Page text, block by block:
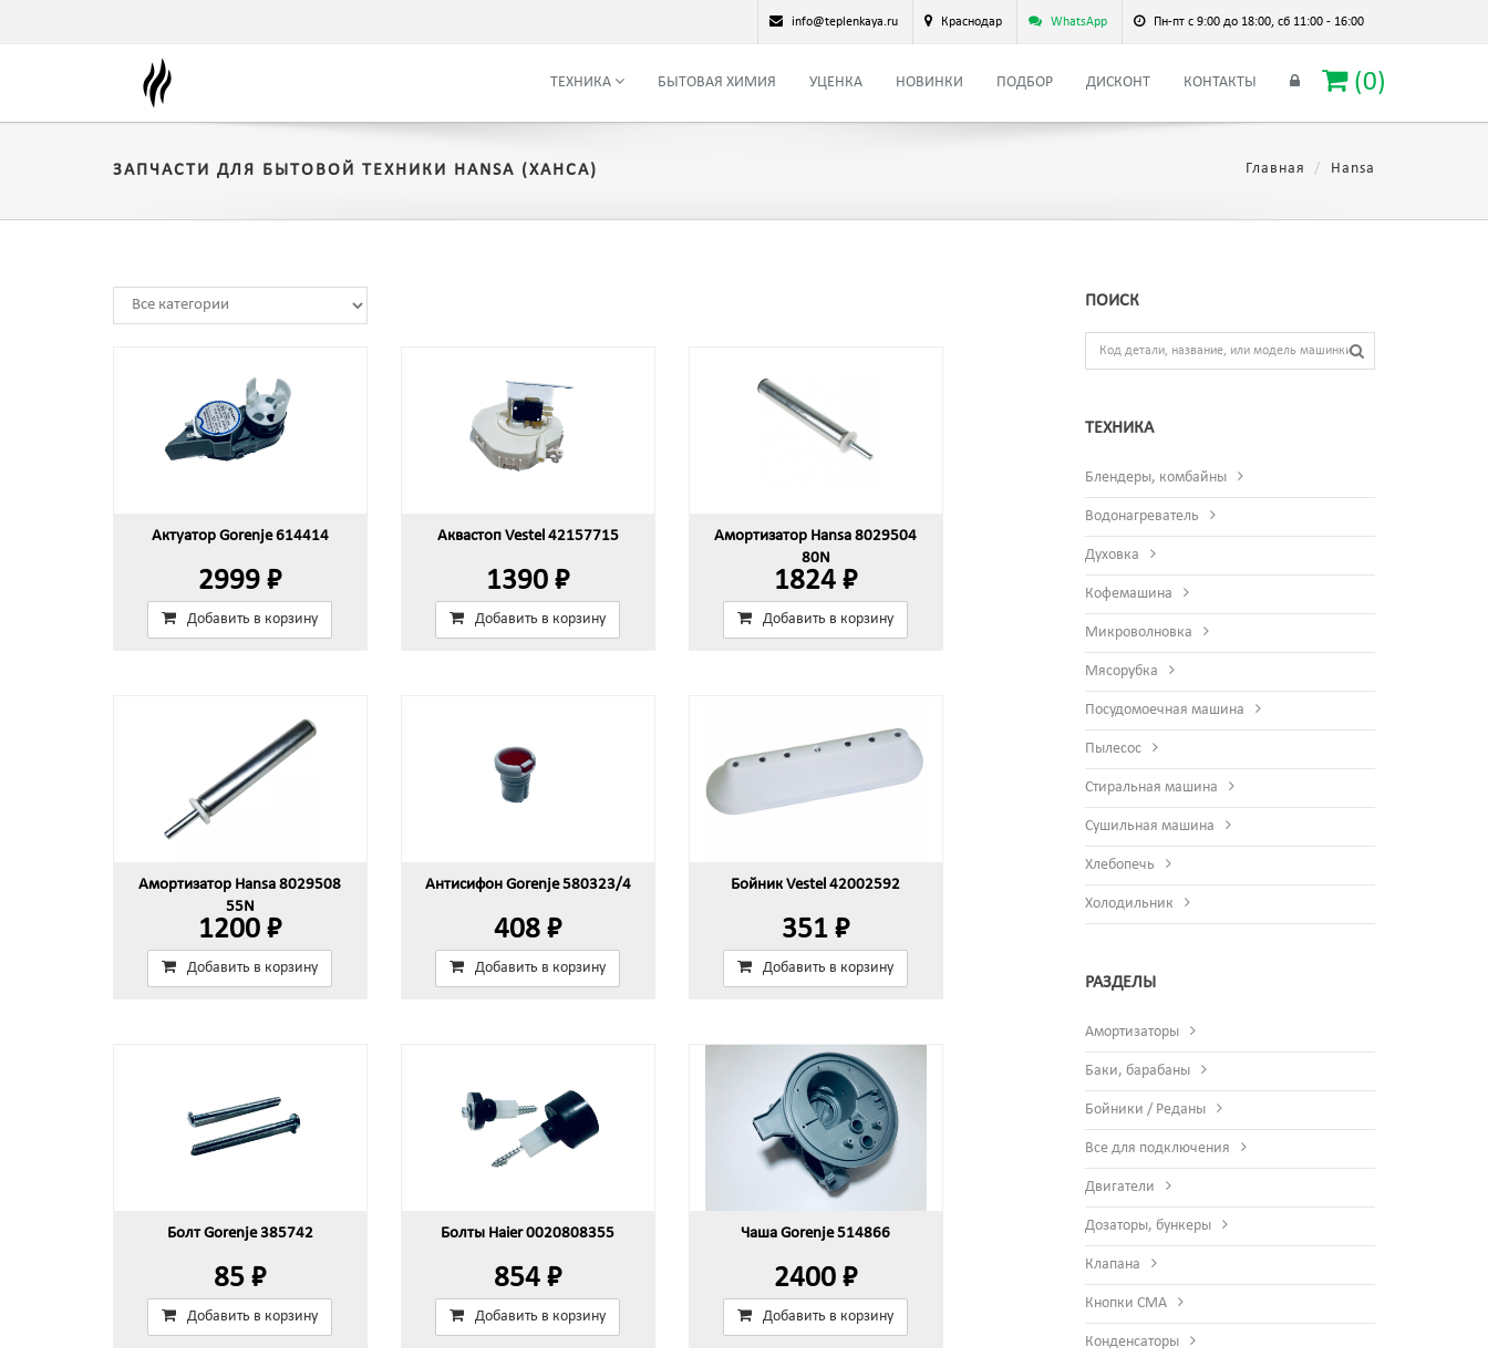
info@teplenkaya.ru Краснодар WhatsApp Пн-пт с 9:00 до 18:00, сб 11:00 - 16:00
ТЕХНИКА БЫТОВАЯ ХИМИЯ УЦЕНКА НОВИНКИ ПОДБОР ДИСКОНТ КОНТАКТЫ (0)
ЗАПЧАСТИ ДЛЯ БЫТОВОЙ ТЕХНИКИ HANSA (ХАНСА) Главная Hansa
Актуатор Gorenje 614414
2999 ₽
Добавить в корзину
Аквастоп Vestel 42157715
1390 ₽
Добавить в корзину
Амортизатор Hansa 8029504
80N
1824 ₽
Добавить в корзину
Амортизатор Hansa 8029508
55N
1200 ₽
Добавить в корзину
Антисифон Gorenje 580323/4
408 ₽
Добавить в корзину
Бойник Vestel 42002592
351 ₽
Добавить в корзину
Болт Gorenje 385742
85 ₽
Добавить в корзину
Болты Haier 0020808355
854 ₽
Добавить в корзину
Чаша Gorenje 514866
2400 ₽
Добавить в корзину
ПОИСК
ТЕХНИКА
Блендеры, комбайны
Водонагреватель
Духовка
Кофемашина
Микроволновка
Мясорубка
Посудомоечная машина
Пылесос
Стиральная машина
Сушильная машина
Хлебопечь
Холодильник
РАЗДЕЛЫ
Амортизаторы
Баки, барабаны
Бойники / Реданы
Все для подключения
Двигатели
Дозаторы, бункеры
Клапана
Кнопки СМА
Конденсаторы